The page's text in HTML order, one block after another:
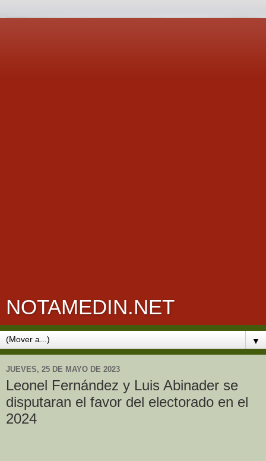
NOTAMEDIN.NET
▼
JUEVES, 25 DE MAYO DE 2023
Leonel Fernández y Luis Abinader se
disputaran el favor del electorado en el
2024